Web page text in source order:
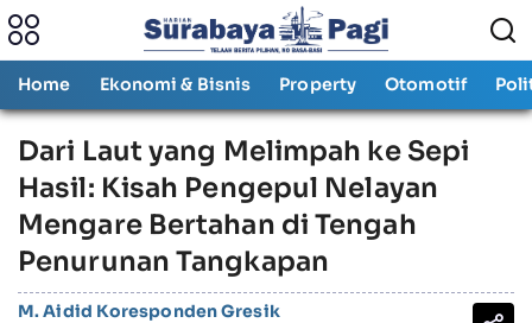
Home Ekonomi & Bisnis Property Otomotif
Dari Laut yang Melimpah ke Sepi
Hasil: Kisah Pengepul Nelayan
Mengare Bertahan di Tengah
Penurunan Tangkapan
M. Aidid Koresponden Gresik